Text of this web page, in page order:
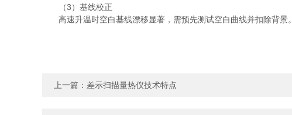
（3）基线校正
高速升温时空白基线漂移显著，需预先测试空白曲线并扣除背景。
上一篇： 差示扫描量热仪技术特点